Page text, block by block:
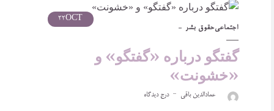
OCT
22
اجتماعیحقوق بشر
گفتگو درباره «گفتگو» و‌
«خشونت»
عمادالدین باقی درج دیدگاه